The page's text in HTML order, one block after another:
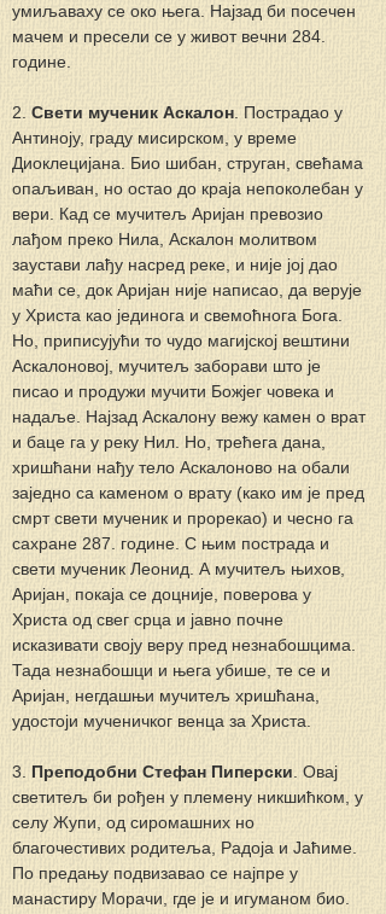
умиљаваху се око њега. Најзад би посечен
мачем и пресели се у живот вечни 284.
године.
2. Свети мученик Аскалон . Пострадао у
Антиноју, граду мисирском, у време
Диоклецијана. Био шибан, струган, свећама
опаљиван, но остао до краја непоколебан у
вери. Кад се мучитељ Аријан превозио
лађом преко Нила, Аскалон молитвом
заустави лађу насред реке, и није јој дао
маћи се, док Аријан није написао, да верује
у Христа као јединога и свемоћнога Бога.
Но, приписујући то чудо магијској вештини
Аскалоновој, мучитељ заборави што је
писао и продужи мучити Божјег човека и
надаље. Најзад Аскалону вежу камен о врат
и баце га у реку Нил. Но, трећега дана,
хришћани нађу тело Аскалоново на обали
заједно са каменом о врату (како им је пред
смрт свети мученик и прорекао) и чесно га
сахране 287. године. С њим пострада и
свети мученик Леонид. А мучитељ њихов,
Аријан, покаја се доцније, поверова у
Христа од свег срца и јавно почне
исказивати своју веру пред незнабошцима.
Тада незнабошци и њега убише, те се и
Аријан, негдашњи мучитељ хришћана,
удостоји мученичког венца за Христа.
3. Преподобни Стефан Пиперски . Овај
светитељ би рођен у племену никшићком, у
селу Жупи, од сиромашних но
благочестивих родитеља, Радоја и Јаћиме.
По предању подвизавао се најпре у
манастиру Морачи, где је и игуманом био.